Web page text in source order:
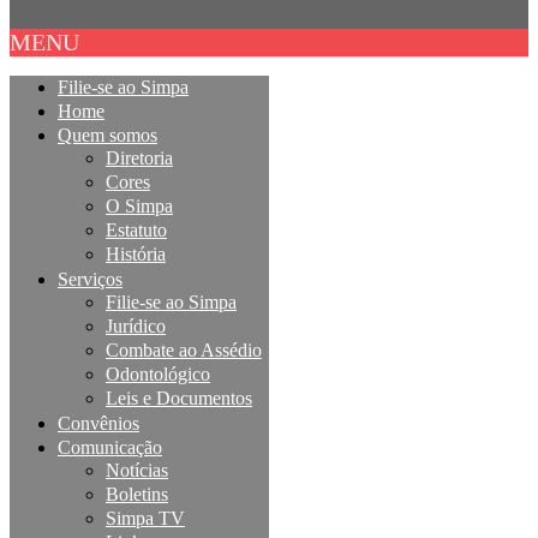
MENU
Filie-se ao Simpa
Home
Quem somos
Diretoria
Cores
O Simpa
Estatuto
História
Serviços
Filie-se ao Simpa
Jurídico
Combate ao Assédio
Odontológico
Leis e Documentos
Convênios
Comunicação
Notícias
Boletins
Simpa TV